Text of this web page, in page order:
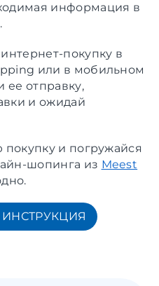
информация в
.
покупку в
или в мобильном
ее отправку,
и ожидай
покупку и погружайся
шопинга из Meest